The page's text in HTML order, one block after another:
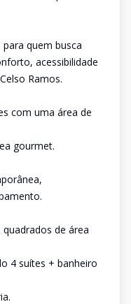
quem busca
acessibilidade
Ramos.
com uma área de
gourmet.
de área
4 suítes + banheiro